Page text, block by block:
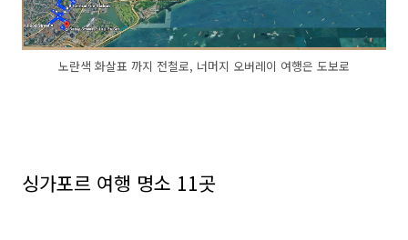
노란색 화살표 까지 전철로, 너머지 오버레이 여행은 도보로
싱가포르 여행 명소 11곳